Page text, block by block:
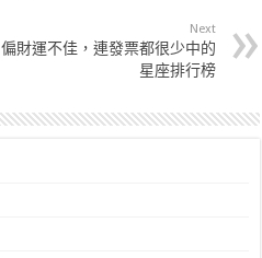
Next
偏財運不佳，連發票都很少中的
星座排行榜